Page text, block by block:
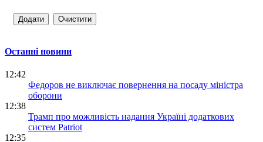
Останні новини
12:42
Федоров не виключає повернення на посаду міністра
оборони
12:38
Трамп про можливість надання Україні додаткових
систем Patriot
12:35